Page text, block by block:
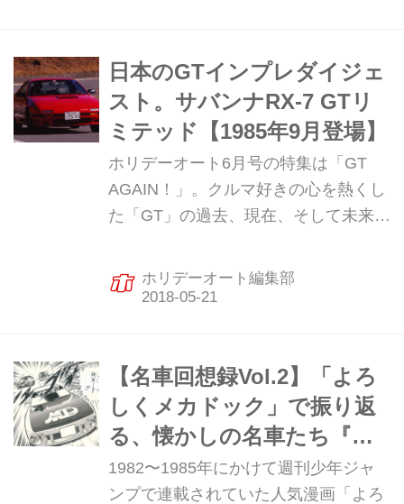
日本のGTインプレダイジェ
スト。サバンナRX-7 GTリ
ミテッド【1985年9月登場】
ホリデーオート6月号の特集は「GT
AGAIN！」。クルマ好きの心を熱くし
た「GT」の過去、現在、そして未来を
中の「日本のGTインプレダイジェス
ト」の記事を特別にピックアップして
入した「サバンナRX-7」だ。初代を大
きく凌ぐ高性能で、その速さはポルシ
ェに匹敵すると言われた。詳しくは現
在発売中のホリデーオート6月号をご
一読のほど！
ホリデーオート編集部
【名車回想録Vol.2】「よろ
しくメカドック」で振り返
る、懐かしの名車たち『サ
バンナRX-7』
1982〜1985年にかけて週刊少年ジャ
ンプで連載されていた人気漫画「よろ